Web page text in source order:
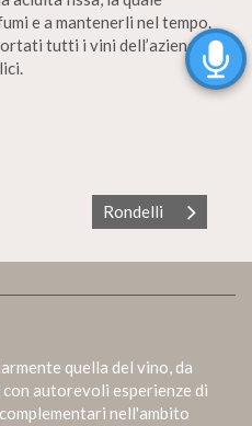
e a mantenerli nel tempo.
tutti i vini dell’azienda
Rondelli
quella del vino, da
autorevoli esperienze di
nell'ambito